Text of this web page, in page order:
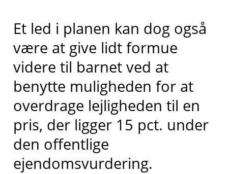
Et led i planen kan dog også
være at give lidt formue
videre til barnet ved at
benytte muligheden for at
overdrage lejligheden til en
pris, der ligger 15 pct. under
den offentlige
ejendomsvurdering.